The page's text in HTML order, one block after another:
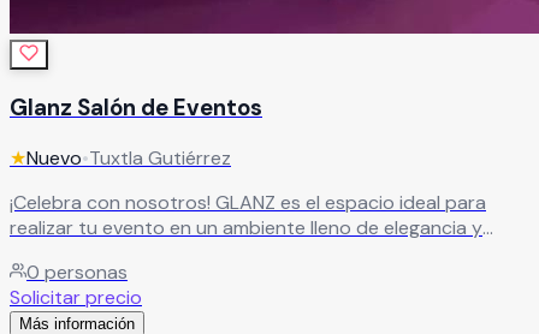
Glanz Salón de Eventos
★Nuevo•Tuxtla Gutiérrez
¡Celebra con nosotros! GLANZ es el espacio ideal para
realizar tu evento en un ambiente lleno de elegancia y
donde cada detalle se cuida para que vivas una
experiencia inolvidable.
0 personas
Solicitar precio
Más información